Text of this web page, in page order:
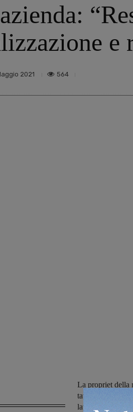
2021 564
La propriet della
tavolo di ieri con
lavoro volto a